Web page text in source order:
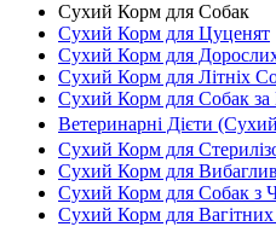
Сухий Корм для Собак
Сухий Корм для Цуценят
Сухий Корм для
Сухий Корм для Літніх
Сухий Корм для Собак
Ветеринарні Дієти
Сухий Корм для
Сухий Корм для
Сухий Корм для Собак з
Сухий Корм для